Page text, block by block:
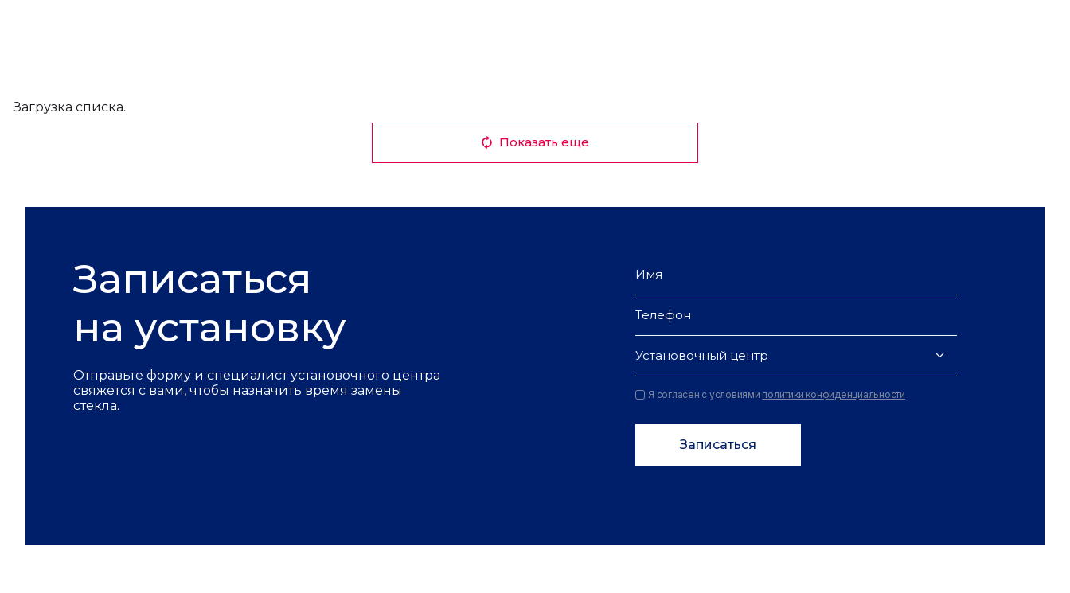
Загрузка списка..
Показать еще
Записаться
на установку
Отправьте форму и специалист установочного центра
свяжется с вами, чтобы назначить время замены
стекла.
Установочный центр
Я согласен с условиями политики конфиденциальности
Записаться